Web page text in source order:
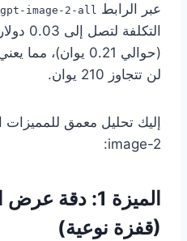
عبر الرابط gpt-image-2-all
لن تتجاوز 210 يوان.
image-2:
(قفزة نوعية)